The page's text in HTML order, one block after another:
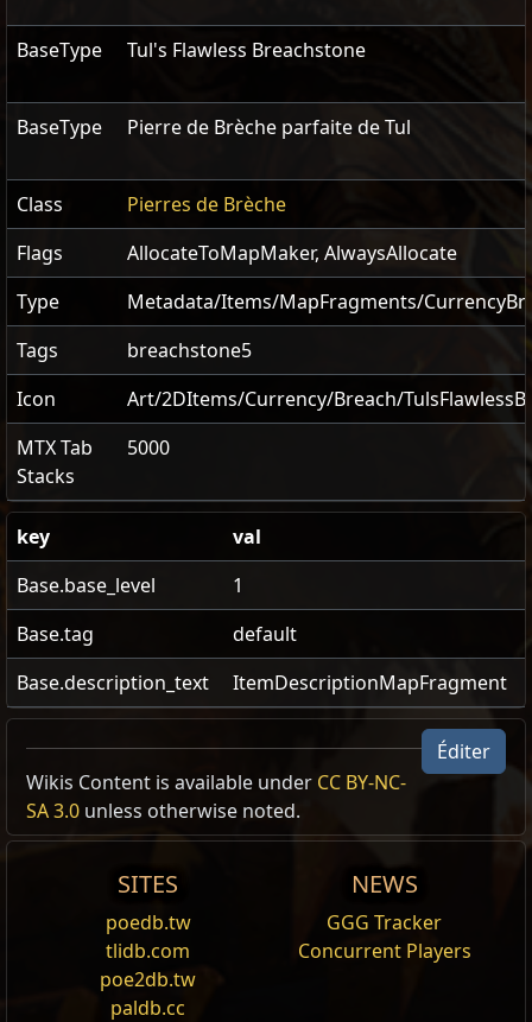
BaseType Tul's Flawless Breachstone
BaseType Pierre de Brèche parfaite de Tul
Class
Pierres de Brèche
Flags
AllocateToMapMaker, AlwaysAllocate
Type
Metadata/Items/MapFragments/
Tags
breachstone5
Icon
Art/2DItems/Currency/Breach/
MTX Tab
Stacks
5000
key
val
Base.base_level
1
Base.tag
default
Base.description_text
ItemDescriptionMapFragment
Reset
Pierre de Brèche
Pierre de Brèche de Xoph
Les Monstres rares cèdent un type de récompense
supplémentaire
La Zone a 2 Modificateurs supplémentaires,
choisis au hasard
100% d'Augmentation du Gain d'expérience
Éditer
Wikis Content is available under CC BY-NC-
SA 3.0 unless otherwise noted.
SITES
poedb.tw
tlidb.com
poe2db.tw
paldb.cc
NEWS
GGG Tracker
Concurrent Players